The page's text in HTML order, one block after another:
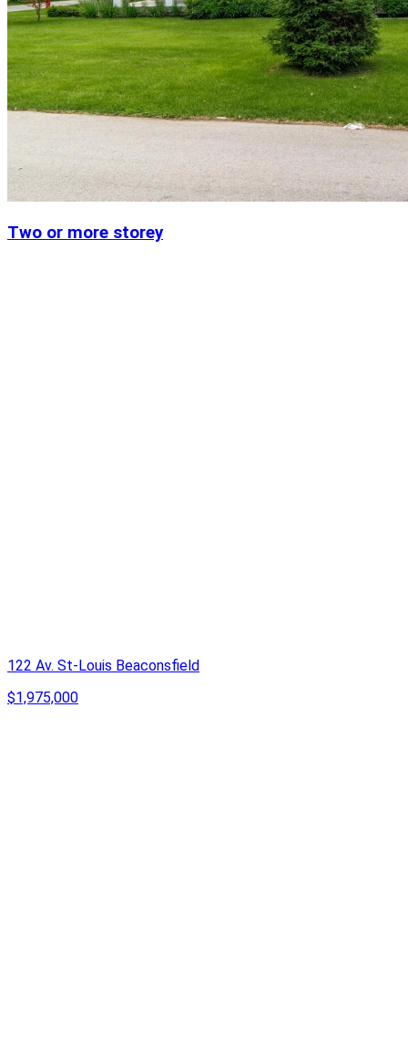
Two or more storey
122 Av. St-Louis Beaconsfield
$1,975,000